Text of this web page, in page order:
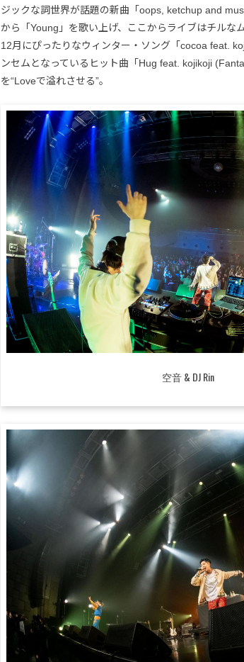
ジックな詞世界が話題の新曲「oops, ketchup and
から「Young」を歌い上げ、ここからライブはチルな
12月にぴったりなウィンター・ソング「cocoa feat.
ンセムとなっているヒット曲「Hug feat. kojikoji
を“Loveで溢れさせる”。
空音 & DJ Rin